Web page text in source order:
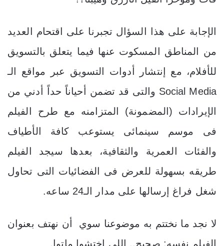
الإجابة على هذا السؤال تجبرنا على اقتحام العديد
من المناطق المسكوت عنها فيما يتعلق بالتسويق
للأفلام، مع إنتشار أدوات التسويق عبر مواقع الـ
Social Media والتى قد تضمن أحياناً حداً أدني من
الإيرادات (المضمونة) المتزامنه مع طرح الفيلم
فى موسم سينمائى يستوعب كافة الأطياف
والفئات العمرية والثقافية، بعدها سيجد الفيلم
طريقه بسهولة للعرض فى الفضائيات التى تحاول
شغل فراغ إرسالها على مدار الـ24 ساعه.
لا نجد ما نختتم به موضوعنا سوي أن نهتف بعنوان
الفيلم نفسه: صحيح.. اللى اختشوا ماتوا.